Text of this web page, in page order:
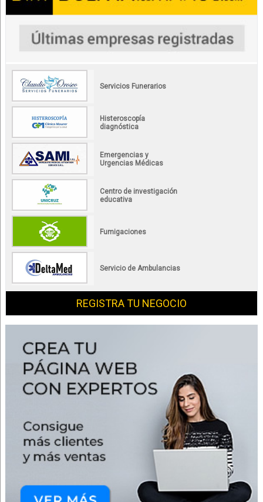
Servicios Funerarios
Histeroscopía
diagnóstica
Emergencias y
Urgencias Médicas
Centro de investigación
educativa
Fumigaciones
Servicio de Ambulancias
REGISTRA TU NEGOCIO